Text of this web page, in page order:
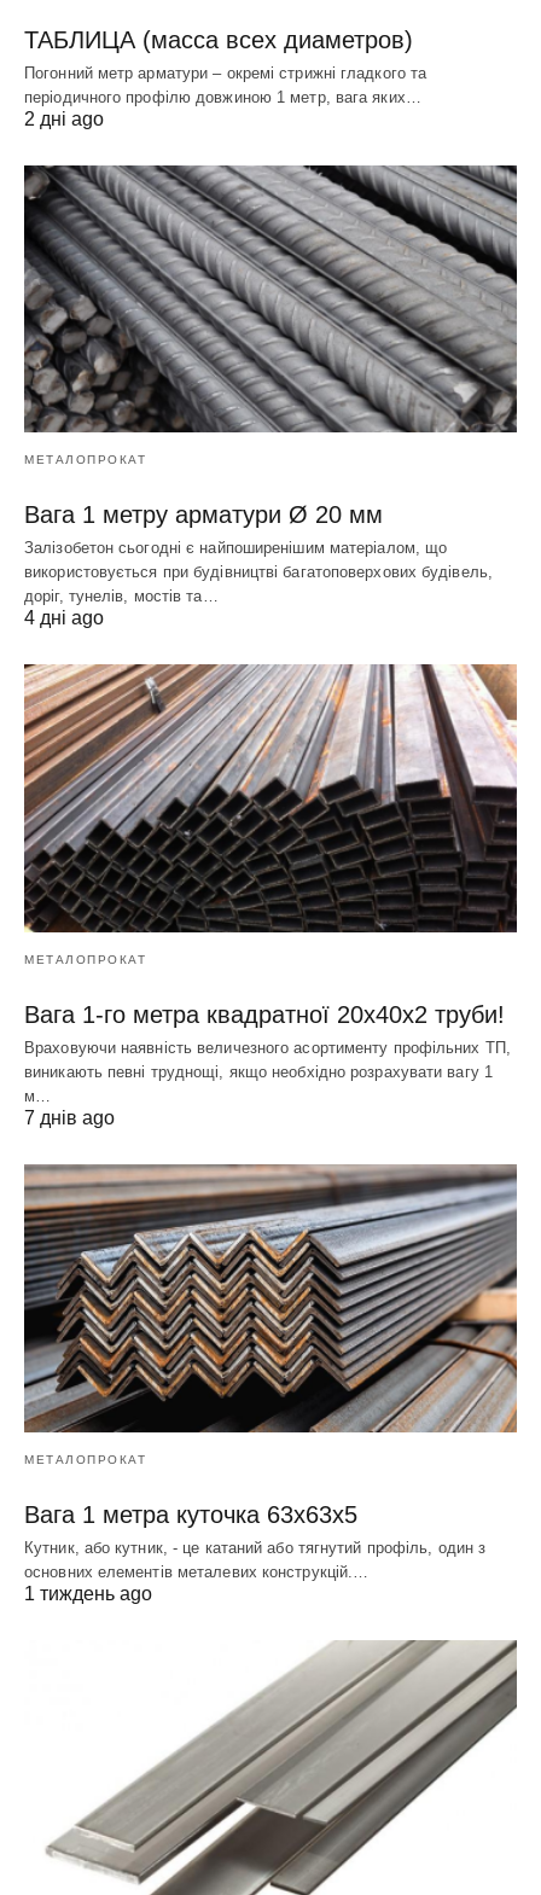
ТАБЛИЦА (масса всех диаметров)
Погонний метр арматури – окремі стрижні гладкого та
періодичного профілю довжиною 1 метр, вага яких…
2 дні ago
МЕТАЛОПРОКАТ
Вага 1 метру арматури Ø 20 мм
Залізобетон сьогодні є найпоширенішим матеріалом, що
використовується при будівництві багатоповерхових будівель,
доріг, тунелів, мостів та…
4 дні ago
МЕТАЛОПРОКАТ
Вага 1-го метра квадратної 20х40х2 труби!
Враховуючи наявність величезного асортименту профільних ТП,
виникають певні труднощі, якщо необхідно розрахувати вагу 1
м…
7 днів ago
МЕТАЛОПРОКАТ
Вага 1 метра куточка 63х63х5
Кутник, або кутник, - це катаний або тягнутий профіль, один з
основних елементів металевих конструкцій.…
1 тиждень ago